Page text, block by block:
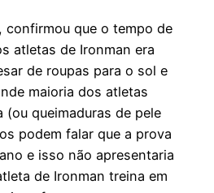
confirmou que o tempo de
atletas de Ironman era
de roupas para o sol e
maioria dos atletas
(ou queimaduras de pele
podem falar que a prova
e isso não apresentaria
de Ironman treina em